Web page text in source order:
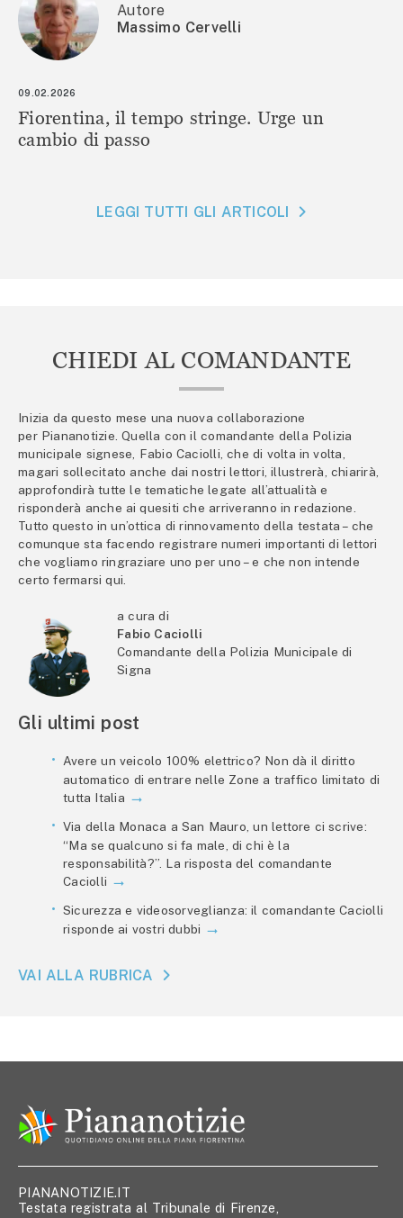
Autore
Massimo Cervelli
09.02.2026
Fiorentina, il tempo stringe. Urge un
cambio di passo
LEGGI TUTTI GLI ARTICOLI
CHIEDI AL COMANDANTE
Inizia da questo mese una nuova collaborazione
per Piananotizie. Quella con il comandante della Polizia
municipale signese, Fabio Caciolli, che di volta in volta,
magari sollecitato anche dai nostri lettori, illustrerà, chiarirà,
approfondirà tutte le tematiche legate all’attualità e
risponderà anche ai quesiti che arriveranno in redazione.
Tutto questo in un’ottica di rinnovamento della testata – che
comunque sta facendo registrare numeri importanti di lettori
che vogliamo ringraziare uno per uno – e che non intende
certo fermarsi qui.
a cura di
Fabio Caciolli
Comandante della Polizia Municipale di
Signa
Gli ultimi post
Avere un veicolo 100% elettrico? Non dà il diritto
automatico di entrare nelle Zone a traffico limitato di
tutta Italia
Via della Monaca a San Mauro, un lettore ci scrive:
“Ma se qualcuno si fa male, di chi è la
responsabilità?”. La risposta del comandante
Caciolli
Sicurezza e videosorveglianza: il comandante Caciolli
risponde ai vostri dubbi
VAI ALLA RUBRICA
PIANANOTIZIE.IT
Testata registrata al Tribunale di Firenze,